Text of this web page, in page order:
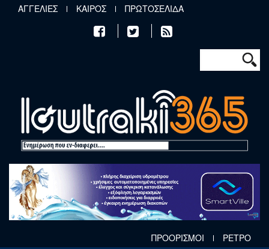
Παράκαμψη προς το κυρίως περιεχόμενο
ΑΓΓΕΛΙΕΣ ΚΑΙΡΟΣ ΠΡΩΤΟΣΕΛΙΔΑ
Φόρμα
Αναζήτηση
ΠΡΟΟΡΙΣΜΟΙ ΡΕΤΡΟ